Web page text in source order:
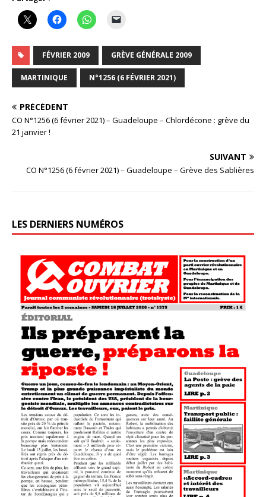
FÉVRIER 2009 GRÈVE GÉNÉRALE 2009
MARTINIQUE N°1256 (6 FÉVRIER 2021)
PRÉCÉDENT
CO N°1256 (6 février 2021) – Guadeloupe – Chlordécone : grève du
21 janvier !
SUIVANT
CO N°1256 (6 février 2021) – Guadeloupe – Grève des Sablières
LES DERNIERS NUMÉROS